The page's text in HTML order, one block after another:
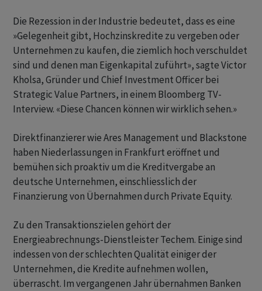
Die Rezession in der Industrie bedeutet, dass es eine
»Gelegenheit gibt, Hochzinskredite zu vergeben oder
Unternehmen zu kaufen, die ziemlich hoch verschuldet
sind und denen man Eigenkapital zuführt», sagte Victor
Kholsa, Gründer und Chief Investment Officer bei
Strategic Value Partners, in einem Bloomberg TV-
Interview. «Diese Chancen können wir wirklich sehen.»
Direktfinanzierer wie Ares Management und Blackstone
haben Niederlassungen in Frankfurt eröffnet und
bemühen sich proaktiv um die Kreditvergabe an
deutsche Unternehmen, einschliesslich der
Finanzierung von Übernahmen durch Private Equity.
Zu den Transaktionszielen gehört der
Energieabrechnungs-Dienstleister Techem. Einige sind
indessen von der schlechten Qualität einiger der
Unternehmen, die Kredite aufnehmen wollen,
überrascht. Im vergangenen Jahr übernahmen Banken